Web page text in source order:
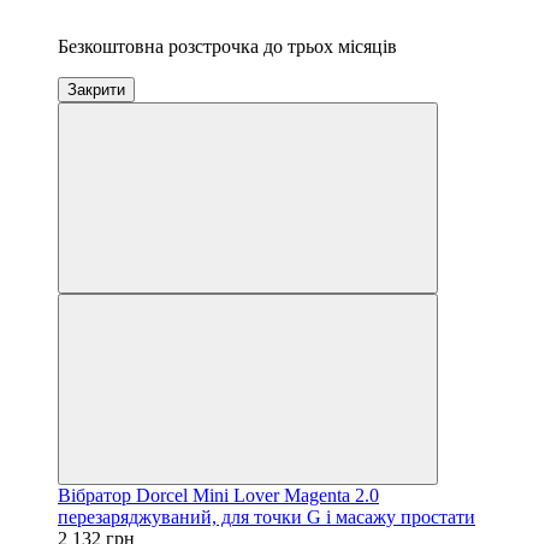
Безкоштовна розстрочка до трьох місяців
Закрити
Вібратор Dorcel Mini Lover Magenta 2.0
перезаряджуваний, для точки G і масажу простати
2 132 грн